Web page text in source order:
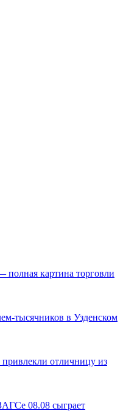
полная картина торговли
тысячников в Узденском
отличницу из
08.08 сыграет